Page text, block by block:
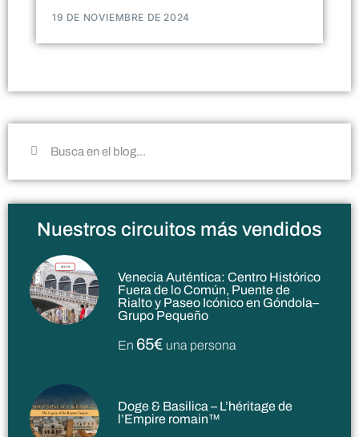
19 DE NOVIEMBRE DE 2024
Nuestros circuitos más vendidos
Venecia Auténtica: Centro Histórico
Fuera de lo Común, Puente de
Rialto y Paseo Icónico en Góndola–
Grupo Pequeño
En 65€ una persona
Doge & Basilica – L’héritage de
l’Empire romain™